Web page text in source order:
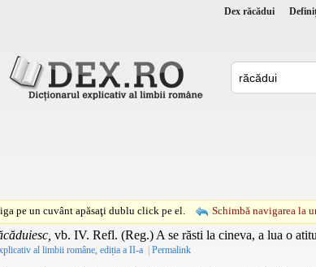
Dex răcădui
pe un cuvânt apăsaţi dublu click pe el. Schimbă navigarea la
vb. IV. Refl. (Reg.) A se răsti la cineva, a lua o
al limbii române, ediția a II-a | Permalink